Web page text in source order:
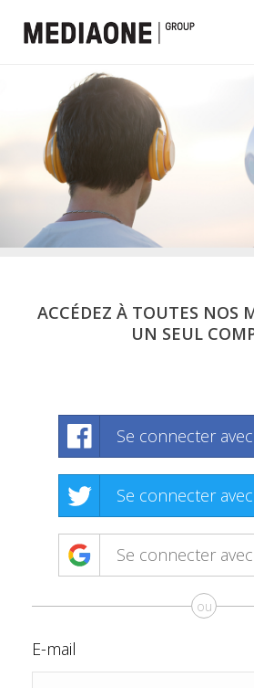
ACCÉDEZ À TOUTES NOS
UN SEUL
Se connecter
Se connecter
Se connecter
ou
E-mail